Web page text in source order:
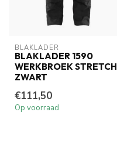
BLAKLADER
BLAKLADER 1590
WERKBROEK STRETCH
ZWART
€111,50
Op voorraad